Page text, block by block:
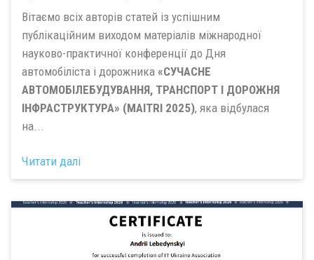
Вітаємо всіх авторів статей із успішним
публікаційним виходом матеріалів міжнародної
науково-практичної конференції до Дня
автомобіліста і дорожника «СУЧАСНЕ
АВТОМОБІЛЕБУДУВАННЯ, ТРАНСПОРТ І ДОРОЖНЯ
ІНФРАСТРУКТУРА» (MAITRI 2025), яка відбулася
на...
Читати далі